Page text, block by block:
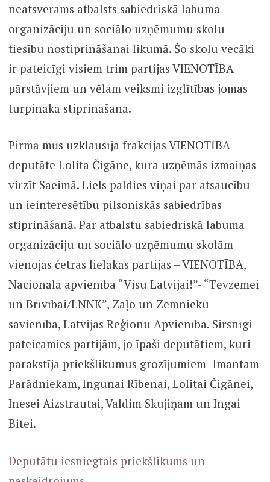
neatsverams atbalsts sabiedriskā labuma
organizāciju un sociālo uzņēmumu skolu
tiesību nostiprināšanai likumā. Šo skolu vecāki
ir pateicīgi visiem trim partijas VIENOTĪBA
pārstāvjiem un vēlam veiksmi izglītības jomas
turpinākā stiprināšanā.
Pirmā mūs uzklausīja frakcijas VIENOTĪBA
deputāte Lolita Čigāne, kura uzņēmās izmaiņas
virzīt Saeimā. Liels paldies viņai par atsaucību
un ieinteresētību pilsoniskās sabiedrības
stiprināšanā. Par atbalstu sabiedriskā labuma
organizāciju un sociālo uzņēmumu skolām
vienojās četras lielākās partijas – VIENOTĪBA,
Nacionālā apvienība “Visu Latvijai!”- “Tēvzemei
un Brīvībai/LNNK”, Zaļo un Zemnieku
savienība, Latvijas Reģionu Apvienība. Sirsnīgi
pateicamies partijām, jo īpaši deputātiem, kuri
parakstīja priekšlikumus grozījumiem- Imantam
Parādniekam, Ingunai Rībenai, Lolitai Čigānei,
Inesei Aizstrautai, Valdim Skujiņam un Ingai
Bitei.
Deputātu iesniegtais priekšlikums un